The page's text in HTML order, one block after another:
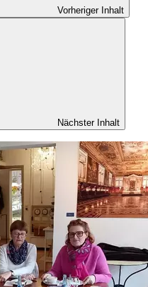
Vorheriger Inhalt
Nächster Inhalt